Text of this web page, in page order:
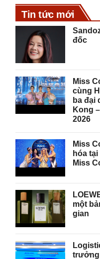
Tin tức mới
đốc
Miss
cùng
ba đại
Kong
2026
Miss
hóa
Miss
một
gian
trưởng